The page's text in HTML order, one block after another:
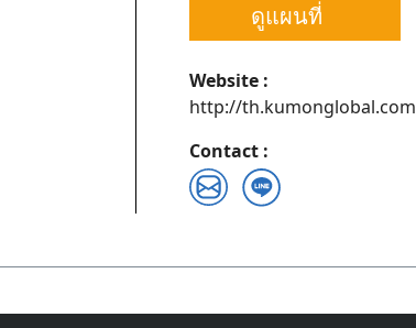
ดูแผนที่
Website :
http://th.kumonglobal.com
Contact :